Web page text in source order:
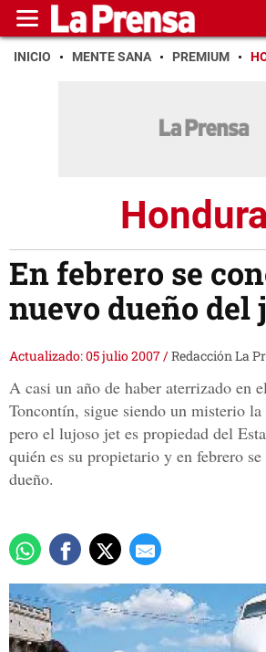
INICIO MENTE SANA PREMIUM
En febrero se
nuevo dueño del
Actualizado: 05 julio 2007/Redacción La
A casi un año de haber aterrizado en
Toncontín, sigue siendo un misterio la
pero el lujoso jet es propiedad del
quién es su propietario y en febrero
dueño.